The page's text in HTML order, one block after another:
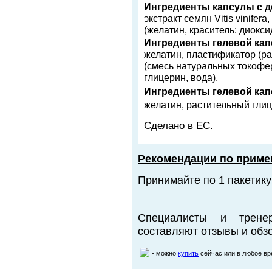
Ингредиенты капсулы с
экстракт семян Vitis
(желатин, краситель:
Ингредиенты гелевой
желатин, пластификатор
(смесь натуральных
глицерин, вода).
Ингредиенты гелевой
желатин, растительный
Сделано в ЕС.
Рекомендации по
Принимайте по 1
Специалисты и
составляют отзывы и
- можно купить сейчас или в любое